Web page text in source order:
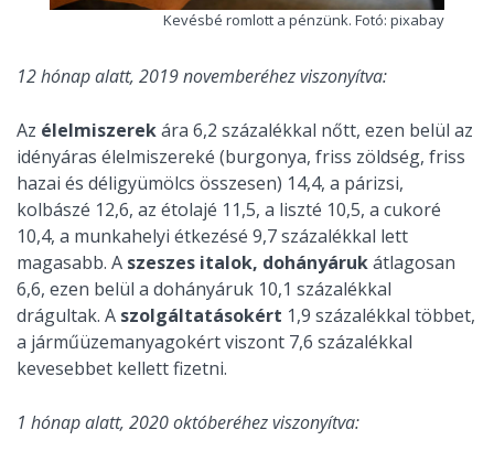
Kevésbé romlott a pénzünk. Fotó: pixabay
12 hónap alatt, 2019 novemberéhez viszonyítva:
Az élelmiszerekára 6,2 százalékkal nőtt, ezen belül az
idényáras élelmiszereké (burgonya, friss zöldség, friss
hazai és déligyümölcs összesen) 14,4, a párizsi,
kolbászé 12,6, az étolajé 11,5, a liszté 10,5, a cukoré
10,4, a munkahelyi étkezésé 9,7 százalékkal lett
magasabb. A szeszes italok, dohányárukátlagosan
6,6, ezen belül a dohányáruk 10,1 százalékkal
drágultak. A szolgáltatásokért 1,9 százalékkal többet,
a járműüzemanyagokért viszont 7,6 százalékkal
kevesebbet kellett fizetni.
1 hónap alatt, 2020 októberéhez viszonyítva: